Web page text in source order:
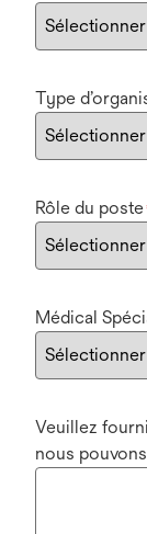
Type
Rôle du poste
Médical
Veuillez
nous